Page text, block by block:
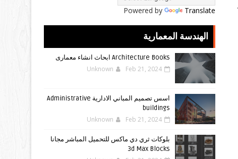
Powered by Translate
الهندسة المعمارية
Architecture Books ابحاث انشاء معمارى
Unknown Feb 21, 2024
اسس تصميم المباني الادارية Administrative
buildings
Unknown Feb 21, 2024
بلوكات ثري دي ماكس للتحميل المباشر مجانا
3d Max Blocks